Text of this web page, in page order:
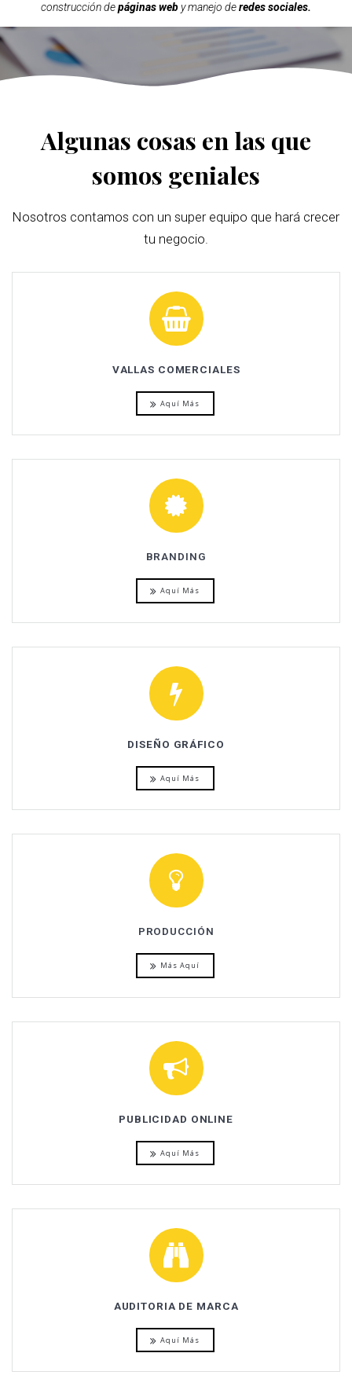
construcción depáginas weby manejo deredes sociales.
Algunas cosas en las que
somos geniales
Nosotros contamos con un super equipo que hará crecer
tu negocio.
VALLAS COMERCIALES
Aquí Más
BRANDING
Aquí Más
DISEÑO GRÁFICO
Aquí Más
PRODUCCIÓN
Más Aquí
PUBLICIDAD ONLINE
Aquí Más
AUDITORIA DE MARCA
Aquí Más